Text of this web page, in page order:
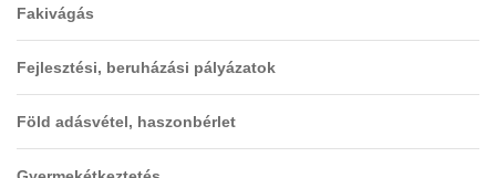
Fakivágás
Fejlesztési, beruházási pályázatok
Föld adásvétel, haszonbérlet